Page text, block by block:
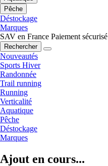
Pêche
Déstockage
Marques
SAV en France Paiement sécurisé
Rechercher
Nouveautés
Sports Hiver
Randonnée
Trail running
Running
Verticalité
Aquatique
Pêche
Déstockage
Marques
Ajout en cours...